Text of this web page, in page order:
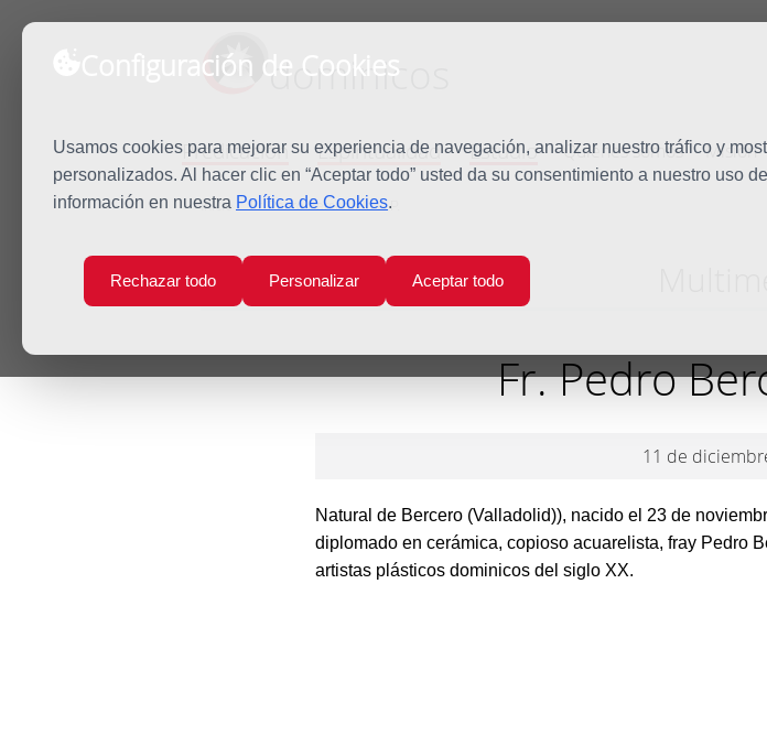
Configuración de Cookies
Usamos cookies para mejorar su experiencia de navegación, analizar nuestro tráfico y
personalizados. Al hacer clic en “Aceptar todo” usted da su consentimiento a nuestro uso
información en nuestra Política de Cookies.
Rechazar todo Personalizar Aceptar todo
dominicos
Predicación Espiritualidad Estudio Quiénes somos Misión
Inicio Fr. Pedro Berceruelo O.P.
Fr. Pedro
11 de
Natural de Bercero (Valladolid)), nacido el 23 de
diplomado en cerámica, copioso acuarelista, fray Pedro
artistas plásticos dominicos del siglo XX.